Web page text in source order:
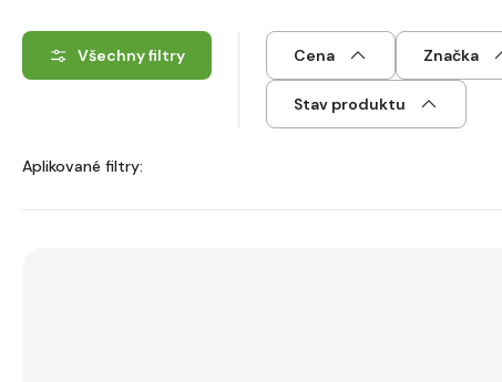
Všechny filtry Cena Značka
Stav produktu
Aplikované filtry: